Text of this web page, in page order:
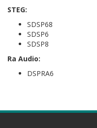
STEG:
SDSP68
SDSP6
SDSP8
Ra Audio:
DSPRA6